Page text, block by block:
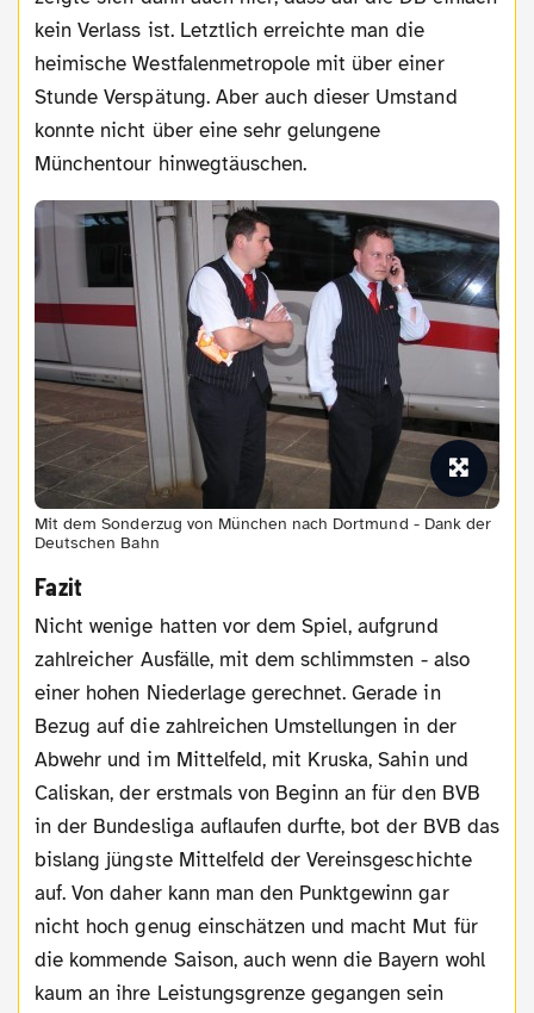
kein Verlass ist. Letztlich erreichte man die
heimische Westfalenmetropole mit über einer
Stunde Verspätung. Aber auch dieser Umstand
konnte nicht über eine sehr gelungene
Münchentour hinwegtäuschen.
Mit dem Sonderzug von München nach Dortmund - Dank der
Deutschen Bahn
Fazit
Nicht wenige hatten vor dem Spiel, aufgrund
zahlreicher Ausfälle, mit dem schlimmsten - also
einer hohen Niederlage gerechnet. Gerade in
Bezug auf die zahlreichen Umstellungen in der
Abwehr und im Mittelfeld, mit Kruska, Sahin und
Caliskan, der erstmals von Beginn an für den BVB
in der Bundesliga auflaufen durfte, bot der BVB das
bislang jüngste Mittelfeld der Vereinsgeschichte
auf. Von daher kann man den Punktgewinn gar
nicht hoch genug einschätzen und macht Mut für
die kommende Saison, auch wenn die Bayern wohl
kaum an ihre Leistungsgrenze gegangen sein